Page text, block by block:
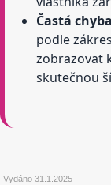
Častá
podle
zobrazovat
skutečnou
Vydáno31.1.2025